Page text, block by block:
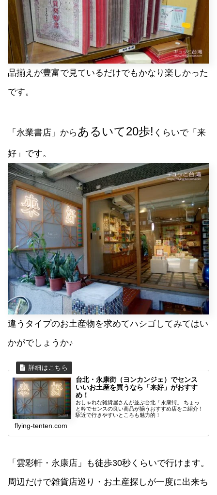
品揃えが豊富で見ているだけでもかなり楽しかった
です。
「永業書店」からあるいて20歩! くらいで「来
好」です。
違うタイプのお土産物を求めてハシゴしてみてはい
かがでしょうか♪
台北・永康街（ヨンカンジェ）でセンス
いいお土産を買うなら「来好」がおすす
め！
おしゃれな雑貨屋さんが並ぶ台北「永康街」 ちょっ
と粋でセンスの良い商品が揃うおすすめ店をご紹介！
駅近で行きやすいところも魅力的！
flying-tenten.com
「雲彩軒・永康店」も徒歩30秒くらいで行けます。
周辺だけで雑貨店巡り・お土産探しが一度に出来ち